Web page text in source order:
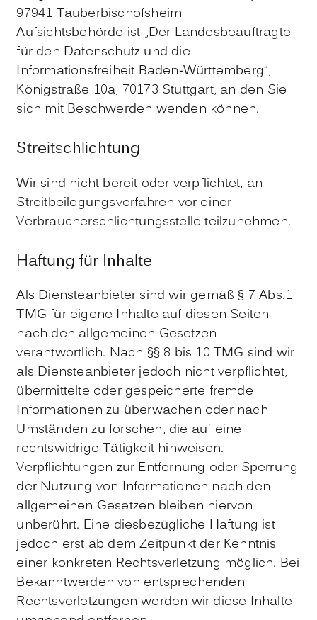
97941 Tauberbischofsheim
Aufsichtsbehörde ist „Der Landesbeauftragte
für den Datenschutz und die
Informationsfreiheit Baden-Württemberg“,
Königstraße 10a, 70173 Stuttgart, an den Sie
sich mit Beschwerden wenden können.
Streitschlichtung
Wir sind nicht bereit oder verpflichtet, an
Streitbeilegungsverfahren vor einer
Verbraucherschlichtungsstelle teilzunehmen.
Haftung für Inhalte
Als Diensteanbieter sind wir gemäß § 7 Abs.1
TMG für eigene Inhalte auf diesen Seiten
nach den allgemeinen Gesetzen
verantwortlich. Nach §§ 8 bis 10 TMG sind wir
als Diensteanbieter jedoch nicht verpflichtet,
übermittelte oder gespeicherte fremde
Informationen zu überwachen oder nach
Umständen zu forschen, die auf eine
rechtswidrige Tätigkeit hinweisen.
Verpflichtungen zur Entfernung oder Sperrung
der Nutzung von Informationen nach den
allgemeinen Gesetzen bleiben hiervon
unberührt. Eine diesbezügliche Haftung ist
jedoch erst ab dem Zeitpunkt der Kenntnis
einer konkreten Rechtsverletzung möglich. Bei
Bekanntwerden von entsprechenden
Rechtsverletzungen werden wir diese Inhalte